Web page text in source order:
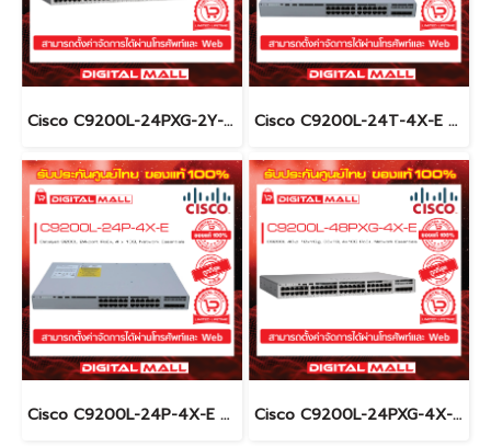
Cisco C9200L-24PXG-2Y-E อุปกรณ์ขยายสัญญาณ (Gigabit Switch Hub) Cisco C9200L-24T-4X-E อุปกรณ์ขยายสัญญาณ (Gigabit Switch Hub)
Cisco C9200L-24P-4X-E อุปกรณ์ขยายสัญญาณ (Gigabit Switch Hub) Cisco C9200L-24PXG-4X-E อุปกรณ์ขยายสัญญาณ (Gigabit Switch Hub)